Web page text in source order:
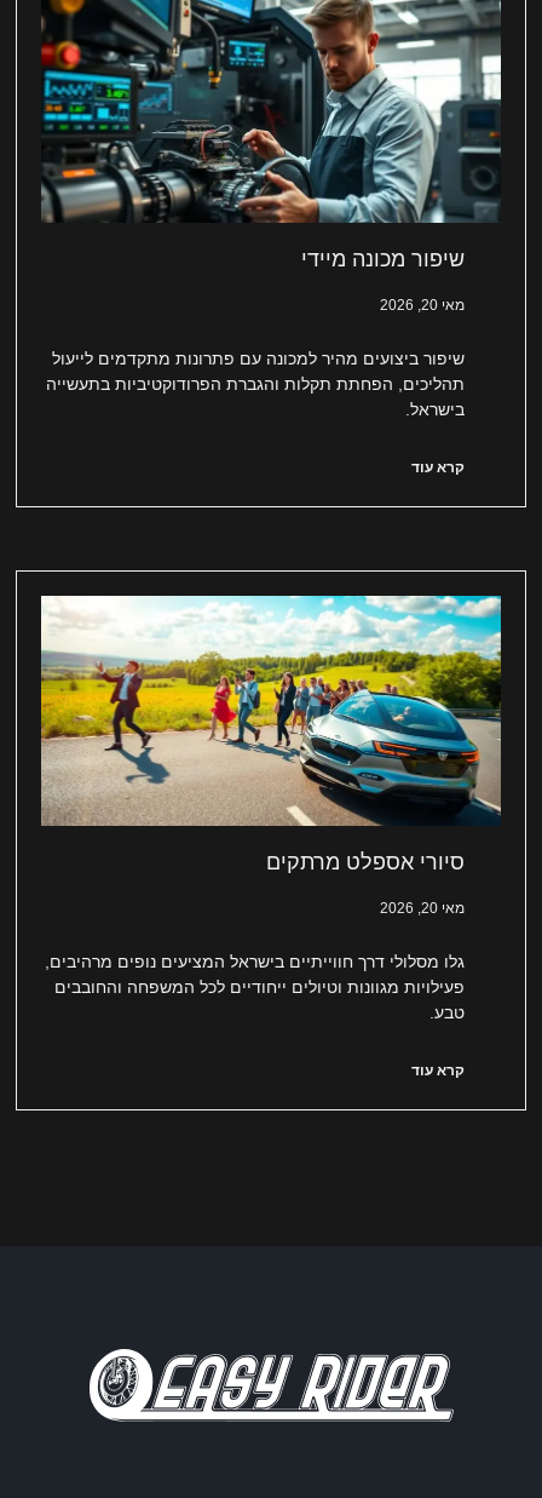
שיפור מכונה מיידי
מאי 20, 2026
שיפור ביצועים מהיר למכונה עם פתרונות מתקדמים לייעול
תהליכים, הפחתת תקלות והגברת הפרודוקטיביות בתעשייה
בישראל.
קרא עוד
סיורי אספלט מרתקים
מאי 20, 2026
גלו מסלולי דרך חווייתיים בישראל המציעים נופים מרהיבים,
פעילויות מגוונות וטיולים ייחודיים לכל המשפחה והחובבים
טבע.
קרא עוד